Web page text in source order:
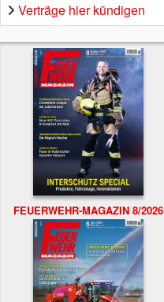
Verträge hier kündigen
FEUERWEHR-MAGAZIN 8/2026